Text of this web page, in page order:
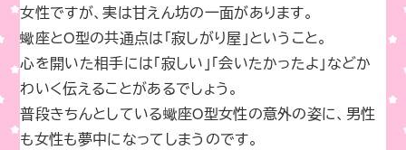
女性ですが、実は甘えん坊の一面があります。
蠍座とO型の共通点は「寂しがり屋」ということ。
心を開いた相手には「寂しい」「会いたかったよ」などか
わいく伝えることがあるでしょう。
普段きちんとしている蠍座O型女性の意外の姿に、男性
も女性も夢中になってしまうのです。